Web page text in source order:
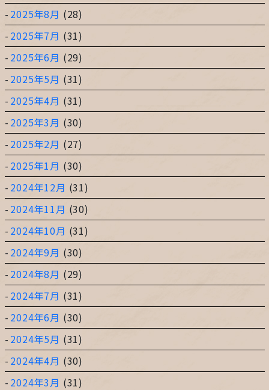
2025年8月 (28)
2025年7月 (31)
2025年6月 (29)
2025年5月 (31)
2025年4月 (31)
2025年3月 (30)
2025年2月 (27)
2025年1月 (30)
2024年12月 (31)
2024年11月 (30)
2024年10月 (31)
2024年9月 (30)
2024年8月 (29)
2024年7月 (31)
2024年6月 (30)
2024年5月 (31)
2024年4月 (30)
2024年3月 (31)